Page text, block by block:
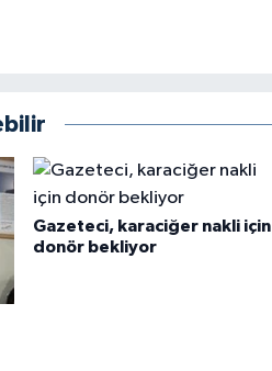
Gazeteci, karaciğer nakli için
donör bekliyor